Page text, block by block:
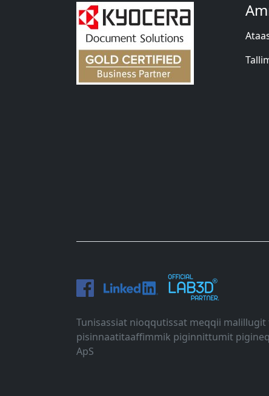
Tunisassiat nioqqutissat meqqii
pisinnaatitaaffimmik piginnittumit
ApS